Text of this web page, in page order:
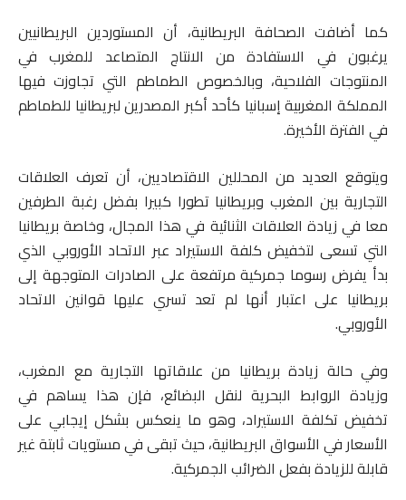
كما أضافت الصحافة البريطانية، أن المستوردين البريطانيين
يرغبون في الاستفادة من الانتاج المتصاعد للمغرب في
المنتوجات الفلاحية، وبالخصوص الطماطم التي تجاوزت فيها
المملكة المغربية إسبانيا كأحد أكبر المصدرين لبريطانيا للطماطم
في الفترة الأخيرة.
ويتوقع العديد من المحللين الاقتصاديين، أن تعرف العلاقات
التجارية بين المغرب وبريطانيا تطورا كبيرا بفضل رغبة الطرفين
معا في زيادة العلاقات الثنائية في هذا المجال، وخاصة بريطانيا
التي تسعى لتخفيض كلفة الاستيراد عبر الاتحاد الأوروبي الذي
بدأ يفرض رسوما جمركية مرتفعة على الصادرات المتوجهة إلى
بريطانيا على اعتبار أنها لم تعد تسري عليها قوانين الاتحاد
الأوروبي.
وفي حالة زيادة بريطانيا من علاقاتها التجارية مع المغرب،
وزيادة الروابط البحرية لنقل البضائع، فإن هذا يساهم في
تخفيض تكلفة الاستيراد، وهو ما ينعكس بشكل إيجابي على
الأسعار في الأسواق البريطانية، حيث تبقى في مستويات ثابتة غير
قابلة للزيادة بفعل الضرائب الجمركية.